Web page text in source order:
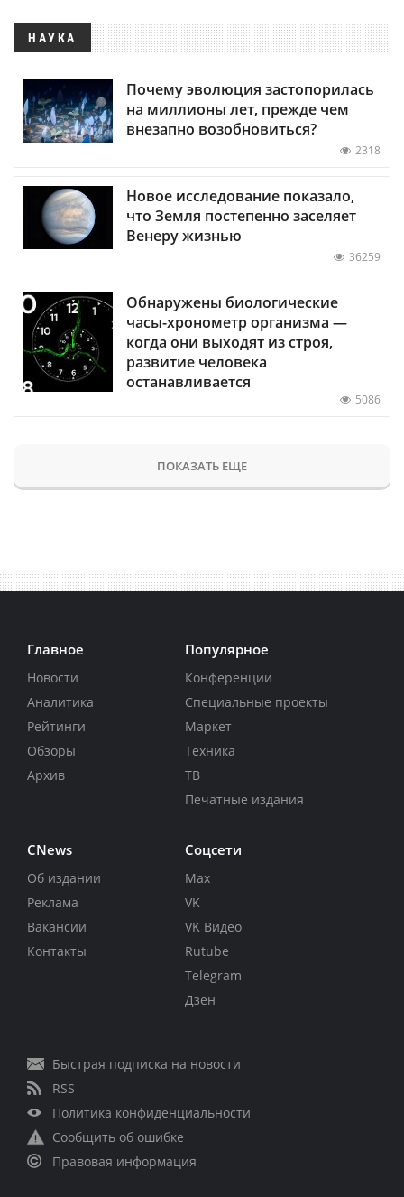
НАУКА
Почему эволюция застопорилась
на миллионы лет, прежде чем
внезапно возобновиться?
2318
Новое исследование показало,
что Земля постепенно заселяет
Венеру жизнью
36259
Обнаружены биологические
часы-хронометр организма —
когда они выходят из строя,
развитие человека
останавливается
5086
ПОКАЗАТЬ ЕЩЕ
Главное
Новости
Аналитика
Рейтинги
Обзоры
Архив
Популярное
Конференции
Специальные проекты
Маркет
Техника
ТВ
Печатные издания
CNews
Об издании
Реклама
Вакансии
Контакты
Соцсети
Max
VK
VK Видео
Rutube
Telegram
Дзен
Быстрая подписка на новости
RSS
Политика конфиденциальности
Сообщить об ошибке
Правовая информация